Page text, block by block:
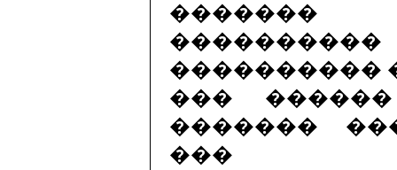
�������
����������
���
�������
���